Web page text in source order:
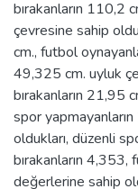
bırakanların 110,2
çevresine sahip
cm., futbol
49,325 cm. uyluk
bırakanların 21,95
spor
oldukları, düzenli
bırakanların
değerlerine sahip